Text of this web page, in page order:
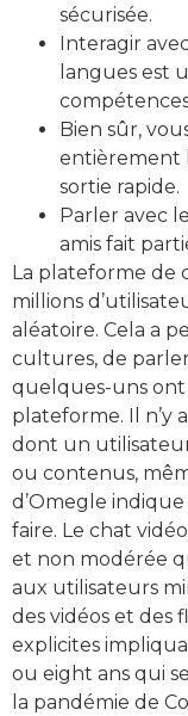
sécurisée.
Interagir
langues est
Bien sûr,
entièrement
sortie rapide.
Parler avec
amis fait
La plateforme de
millions
aléatoire. Cela a
cultures, de
quelques-uns
plateforme. Il n’y
dont un
ou contenus,
d’Omegle
faire. Le chat
et non modérée
aux utilisateurs
des vidéos et des
explicites
ou eight ans qui
la pandémie de